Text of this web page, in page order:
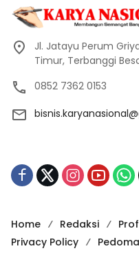
Jl. Jatayu Perum
Timur, Terbanggi
0852 7362 0153
Home Redaksi
Privacy Policy